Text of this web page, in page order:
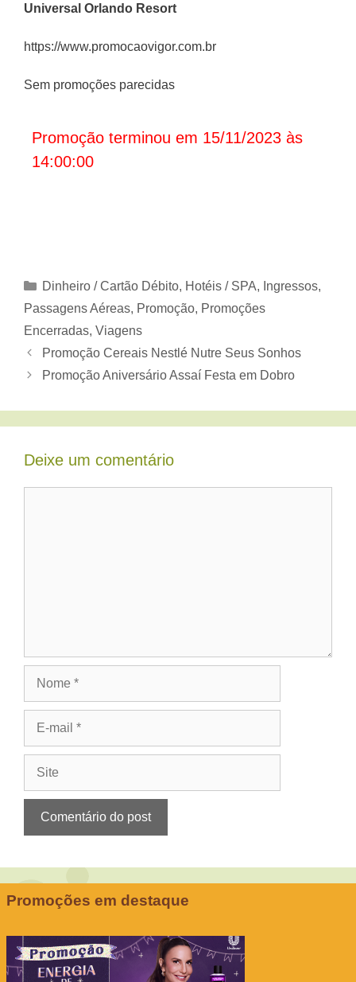
Universal Orlando Resort
https://www.promocaovigor.com.br
Sem promoções parecidas
Promoção terminou em 15/11/2023 às
14:00:00
Categorias
Dinheiro / Cartão Débito, Hotéis / SPA, Ingressos,
Passagens Aéreas, Promoção, Promoções
Encerradas, Viagens
Promoção Cereais Nestlé Nutre Seus Sonhos
Promoção Aniversário Assaí Festa em Dobro
Deixe um comentário
Promoções em destaque